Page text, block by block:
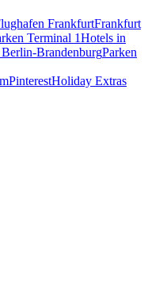
FrankfurtFrankfurt
Terminal 1Hotels in
BrandenburgParken
PinterestHoliday Extras